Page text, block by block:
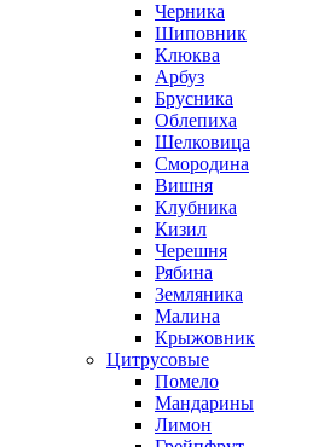
Черника
Шиповник
Клюква
Арбуз
Брусника
Облепиха
Шелковица
Смородина
Вишня
Клубника
Кизил
Черешня
Рябина
Земляника
Малина
Крыжовник
Цитрусовые
Помело
Мандарины
Лимон